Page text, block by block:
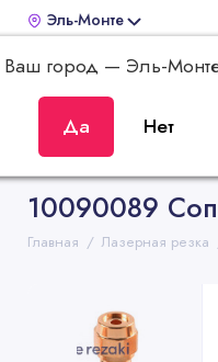
Эль-Монте
Ваш город —Эль-Монте?
ВСЕ КАТЕГОРИИ
10090089
Главная Лазерная резка